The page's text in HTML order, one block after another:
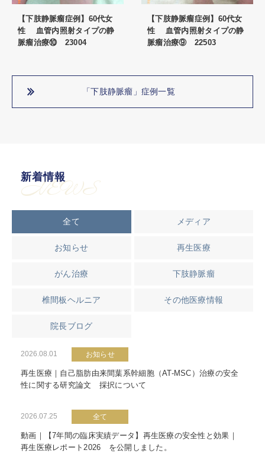
【下肢静脈瘤症例】60代女
性 血管内照射タイプの静
脈瘤治療⑩ 23004
【下肢静脈瘤症例】60代女
性 血管内照射タイプの静
脈瘤治療⑨ 22503
「下肢静脈瘤」症例一覧
新着情報
NEWS
全て メディア
お知らせ 再生医療
がん治療 下肢静脈瘤
椎間板ヘルニア その他医療情報
院長ブログ
2026.08.01 お知らせ
再生医療｜自己脂肪由来間葉系幹細胞（AT-MSC）治療の安全
性に関する研究論文 採択について
2026.07.25 全て
動画｜【7年間の臨床実績データ】再生医療の安全性と効果｜
再生医療レポート2026 を公開しました。